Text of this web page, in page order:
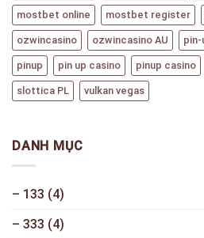
mostbet online mostbet register
ozwincasino ozwincasino AU pin-
pinup pin up casino pinup casino
slottica PL vulkan vegas
DANH MỤC
– 133 (4)
– 333 (4)